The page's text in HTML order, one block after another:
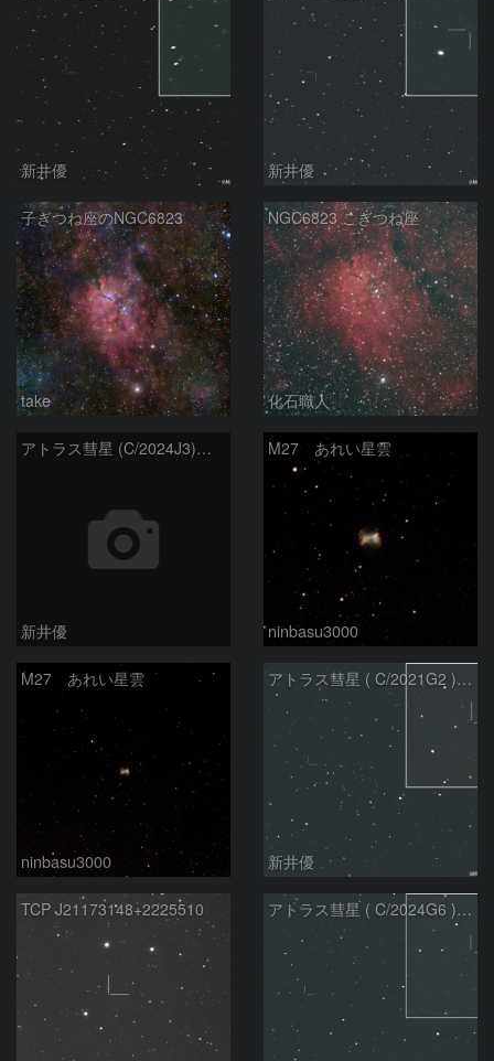
新井優 新井優
子ぎつね座のNGC6823
take
NGC6823 こぎつね座
化石職人
アトラス彗星 (C/2024J3)：2026/07/26
新井優
M27 あれい星雲
ninbasu3000
M27 あれい星雲
ninbasu3000
アトラス彗星 ( C/2021G2 )：2026/07/09
新井優
TCP J21173148+2225510 アトラス彗星 ( C/2024G6 )：2026/07/09